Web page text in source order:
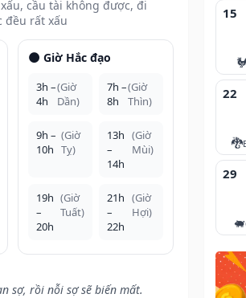
cầu tài không được, đi
đều rất xấu
🌑 Giờ Hắc đạo
3h –
4h
(Giờ
Dần)
7h –
8h
(Giờ
Thìn)
9h –
10h
(Giờ
Tỵ)
13h
–
14h
(Giờ
Mùi)
19h
–
20h
(Giờ
Tuất)
21h
–
22h
(Giờ
Hợi)
sợ, rồi nỗi sợ sẽ biến mất.
15
🐓
22
🐉
29
🐖